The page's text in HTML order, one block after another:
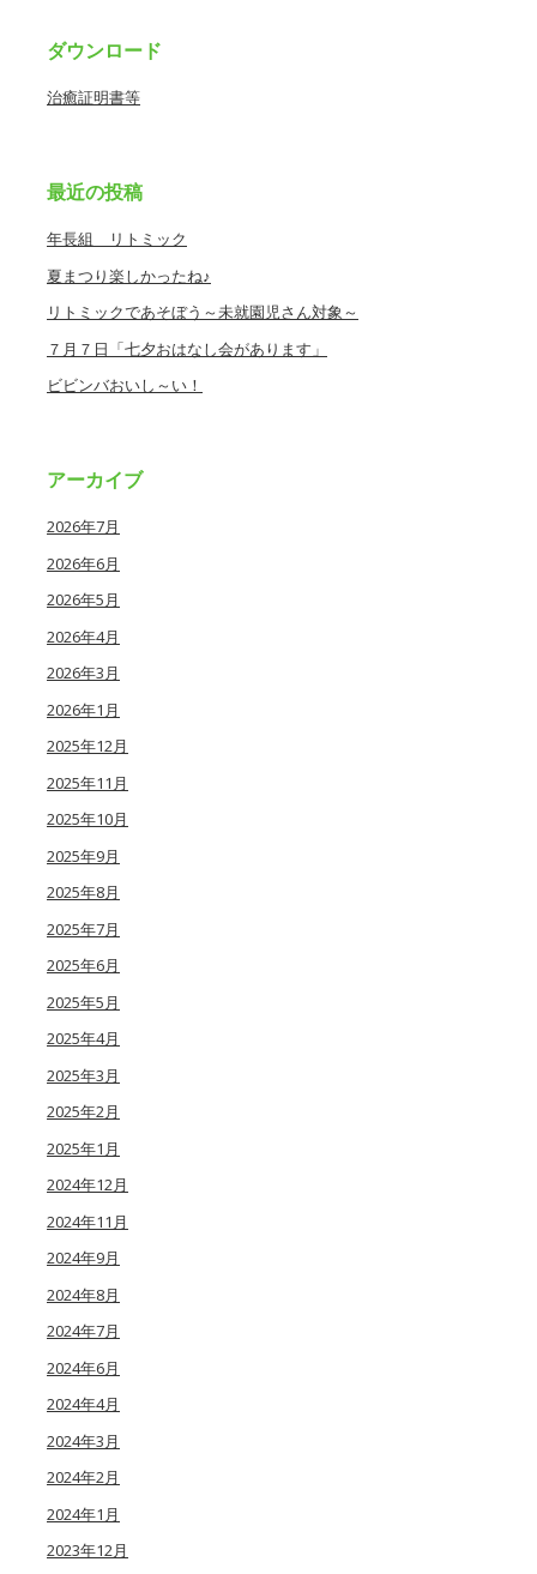
ダウンロード
治癒証明書等
最近の投稿
年長組 リトミック
夏まつり楽しかったね♪
リトミックであそぼう～未就園児さん対象～
７月７日「七夕おはなし会があります」
ビビンバおいし～い！
アーカイブ
2026年7月
2026年6月
2026年5月
2026年4月
2026年3月
2026年1月
2025年12月
2025年11月
2025年10月
2025年9月
2025年8月
2025年7月
2025年6月
2025年5月
2025年4月
2025年3月
2025年2月
2025年1月
2024年12月
2024年11月
2024年9月
2024年8月
2024年7月
2024年6月
2024年4月
2024年3月
2024年2月
2024年1月
2023年12月